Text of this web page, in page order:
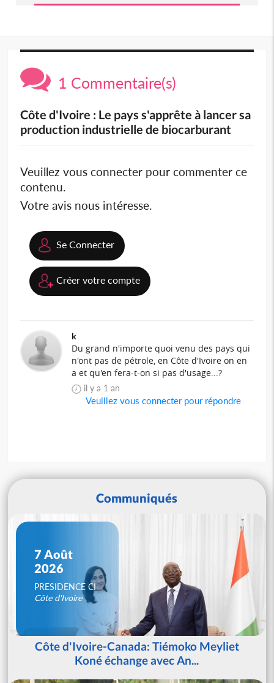
1 Commentaire(s)
Côte d'Ivoire : Le pays s'apprête à lancer sa
production industrielle de biocarburant
Veuillez vous connecter pour commenter ce
contenu.
Votre avis nous intéresse.
Se Connecter
Créer votre compte
k
Du grand n'importe quoi venu des pays qui
n'ont pas de pétrole, en Côte d'Ivoire on en
a et qu'en fera-t-on si pas d'usage...?
il y a 1 an
Veuillez vous connecter pour répondre
Communiqués
7 Août
2026
PRESIDENCE CI
Côte d'Ivoire
Côte d'Ivoire-Canada: Tiémoko Meyliet
Koné échange avec An...